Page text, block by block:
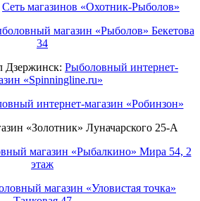
Cеть магазинов «Охотник-Рыболов»
магазин «Рыболов» Бекетова
34
Дзержинск: Рыболовный интернет-
«Spinningline.ru»
интернет-магазин «Робинзон»
«Золотник» Луначарского 25-А
магазин «Рыбалкино» Мира 54, 2
этаж
магазин «Уловистая точка»